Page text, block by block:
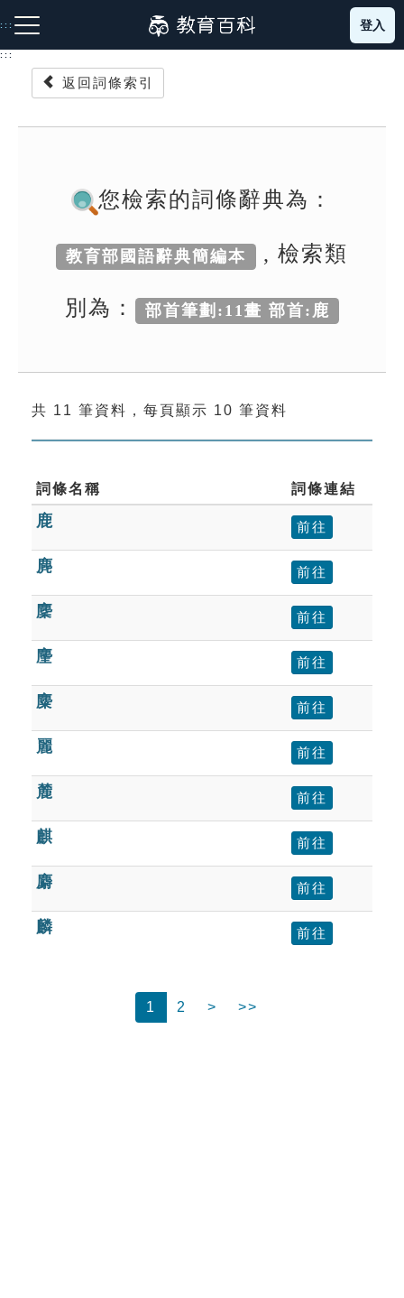
到
主
:::
生字詞彙表
成語故事
索引選單
單字索引
生命大百科索引
遊戲專區
教學應用
貓頭鷹博士
登入
:::
返回詞條索引
您檢索的詞條辭典為：
教育部國語辭典簡編本 , 檢索類
別為： 部首筆劃:11畫 部首:鹿
共 11 筆資料，每頁顯示 10 筆資料
詞條名稱 詞條連結
鹿 前往
麂 前往
麇 前往
麈 前往
麋 前往
麗 前往
麓 前往
麒 前往
麝 前往
麟 前往
1 2 > >>